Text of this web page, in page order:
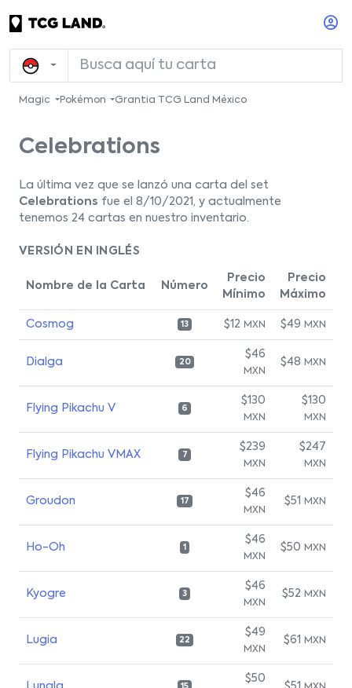
Magic Pokémon Grantia TCG Land México
Celebrations
La última vez que se lanzó una carta del set
Celebrations fue el 8/10/2021, y actualmente
tenemos 24 cartas en nuestro inventario.
VERSIÓN EN INGLÉS
Nombre de la Carta Número
Precio
Mínimo
Precio
Máximo
Cosmog 13 $12 MXN $49 MXN
Dialga 20
$46
MXN
$48 MXN
Flying Pikachu V 6
$130
MXN
$130
MXN
Flying Pikachu VMAX 7
$239
MXN
$247
MXN
Groudon 17
$46
MXN
$51 MXN
Ho-Oh 1
$46
MXN
$50 MXN
Kyogre 3
$46
MXN
$52 MXN
Lugia 22
$49
MXN
$61 MXN
$50